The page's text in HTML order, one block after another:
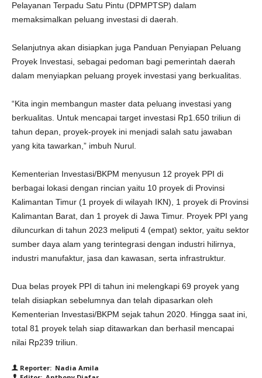
Pelayanan Terpadu Satu Pintu (DPMPTSP) dalam
memaksimalkan peluang investasi di daerah.
Selanjutnya akan disiapkan juga Panduan Penyiapan Peluang
Proyek Investasi, sebagai pedoman bagi pemerintah daerah
dalam menyiapkan peluang proyek investasi yang berkualitas.
“Kita ingin membangun master data peluang investasi yang
berkualitas. Untuk mencapai target investasi Rp1.650 triliun di
tahun depan, proyek-proyek ini menjadi salah satu jawaban
yang kita tawarkan,” imbuh Nurul.
Kementerian Investasi/BKPM menyusun 12 proyek PPI di
berbagai lokasi dengan rincian yaitu 10 proyek di Provinsi
Kalimantan Timur (1 proyek di wilayah IKN), 1 proyek di Provinsi
Kalimantan Barat, dan 1 proyek di Jawa Timur. Proyek PPI yang
diluncurkan di tahun 2023 meliputi 4 (empat) sektor, yaitu sektor
sumber daya alam yang terintegrasi dengan industri hilirnya,
industri manufaktur, jasa dan kawasan, serta infrastruktur.
Dua belas proyek PPI di tahun ini melengkapi 69 proyek yang
telah disiapkan sebelumnya dan telah dipasarkan oleh
Kementerian Investasi/BKPM sejak tahun 2020. Hingga saat ini,
total 81 proyek telah siap ditawarkan dan berhasil mencapai
nilai Rp239 triliun.
Reporter: Nadia Amila